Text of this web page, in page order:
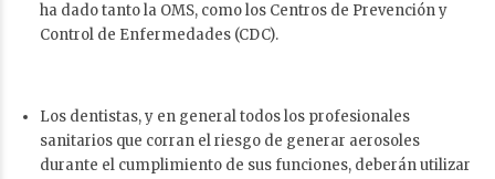
ha dado tanto la OMS, como los Centros de Prevención y
Control de Enfermedades (CDC).
Los dentistas, y en general todos los profesionales
sanitarios que corran el riesgo de generar aerosoles
durante el cumplimiento de sus funciones, deberán utilizar